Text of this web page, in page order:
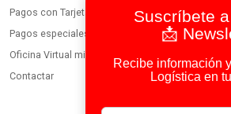
Suscríbete
📩
Recibe información
Logística en
Pagos con Tarjeta
Pagos especiales
Oficina Virtual miembros
Contactar